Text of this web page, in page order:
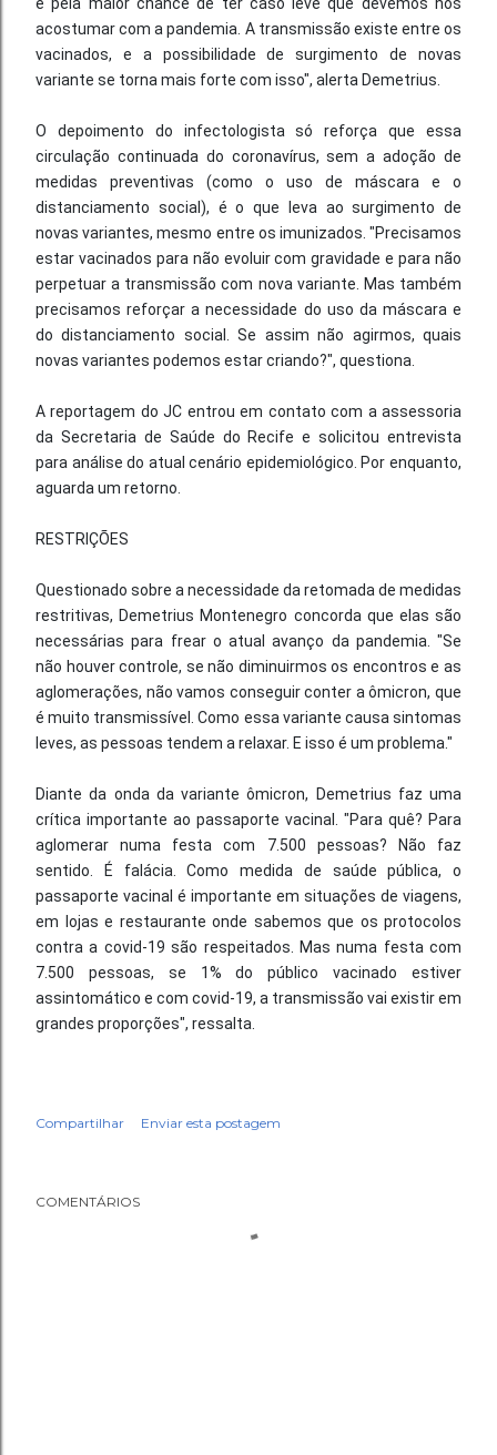
acostumar com a pandemia. A transmissão existe entre os
vacinados, e a possibilidade de surgimento de novas
variante se torna mais forte com isso", alerta Demetrius.
O depoimento do infectologista só reforça que essa
circulação continuada do coronavírus, sem a adoção de
medidas preventivas (como o uso de máscara e o
distanciamento social), é o que leva ao surgimento de
novas variantes, mesmo entre os imunizados. "Precisamos
estar vacinados para não evoluir com gravidade e para não
perpetuar a transmissão com nova variante. Mas também
precisamos reforçar a necessidade do uso da máscara e
do distanciamento social. Se assim não agirmos, quais
novas variantes podemos estar criando?", questiona.
A reportagem do JC entrou em contato com a assessoria
da Secretaria de Saúde do Recife e solicitou entrevista
para análise do atual cenário epidemiológico. Por enquanto,
aguarda um retorno.
RESTRIÇÕES
Questionado sobre a necessidade da retomada de medidas
restritivas, Demetrius Montenegro concorda que elas são
necessárias para frear o atual avanço da pandemia. "Se
não houver controle, se não diminuirmos os encontros e as
aglomerações, não vamos conseguir conter a ômicron, que
é muito transmissível. Como essa variante causa sintomas
leves, as pessoas tendem a relaxar. E isso é um problema."
Diante da onda da variante ômicron, Demetrius faz uma
crítica importante ao passaporte vacinal. "Para quê? Para
aglomerar numa festa com 7.500 pessoas? Não faz
sentido. É falácia. Como medida de saúde pública, o
passaporte vacinal é importante em situações de viagens,
em lojas e restaurante onde sabemos que os protocolos
contra a covid-19 são respeitados. Mas numa festa com
7.500 pessoas, se 1% do público vacinado estiver
assintomático e com covid-19, a transmissão vai existir em
grandes proporções", ressalta.
Compartilhar Enviar esta postagem
COMENTÁRIOS